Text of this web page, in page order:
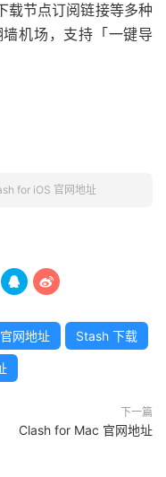
载节点订阅链接等多种
机场，支持「一键导
for iOS 官网地址
 
网地址 Stash 下载
下一篇
Clash for Mac 官网地址